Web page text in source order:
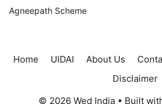
Agneepath Scheme
Home UIDAI About Us
Disclaimer
© 2026 Wed India • Built